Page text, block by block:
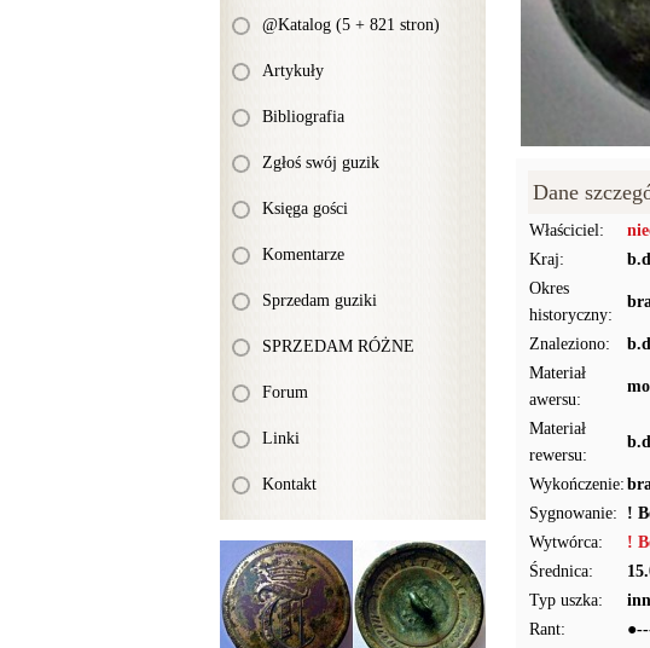
@Katalog (5 + 821 stron)
Artykuły
Bibliografia
Zgłoś swój guzik
Księga gości
Komentarze
Sprzedam guziki
SPRZEDAM RÓŻNE
Forum
Linki
Kontakt
Dane
Właściciel:
Kraj:
Okres
historyczny:
Znaleziono:
Materiał
awersu:
Materiał
rewersu:
Wykończenie:
Sygnowanie:
!
Wytwórca:
!
Średnica:
Typ uszka:
Rant: